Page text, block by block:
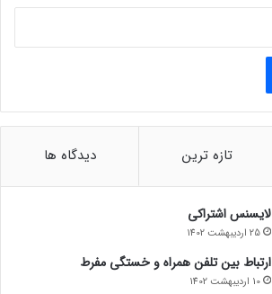
تازه ترین دیدگاه ها
لایسنس اشتراکی
25 اردیبهشت 1402
ارتباط بین تلفن همراه و خستگی مفرط
10 اردیبهشت 1402